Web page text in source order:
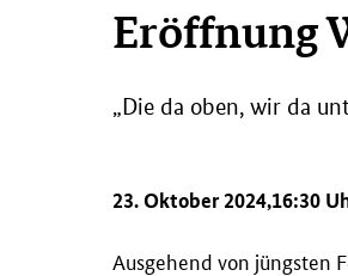
Eröffnung
„Die da oben, wir da
23. Oktober 2024,16:30
Ausgehend von jüngsten